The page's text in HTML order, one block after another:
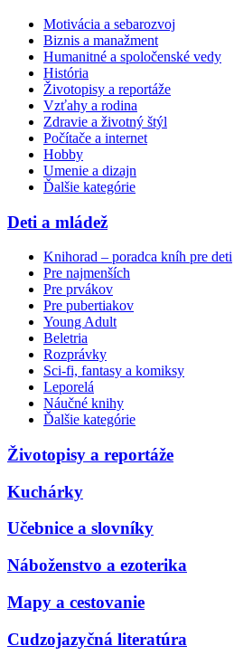
Motivácia a sebarozvoj
Biznis a manažment
Humanitné a spoločenské vedy
História
Životopisy a reportáže
Vzťahy a rodina
Zdravie a životný štýl
Počítače a internet
Hobby
Umenie a dizajn
Ďalšie kategórie
Deti a mládež
Knihorad – poradca kníh pre deti
Pre najmenších
Pre prvákov
Pre pubertiakov
Young Adult
Beletria
Rozprávky
Sci-fi, fantasy a komiksy
Leporelá
Náučné knihy
Ďalšie kategórie
Životopisy a reportáže
Kuchárky
Učebnice a slovníky
Náboženstvo a ezoterika
Mapy a cestovanie
Cudzojazyčná literatúra